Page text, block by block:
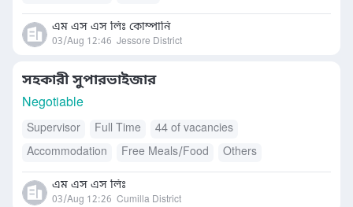
এম এস এস লিঃ কোম্পানি
03/Aug 12:46 Jessore District
সহকারী সুপারভাইজার
Negotiable
Supervisor Full Time
44 of vacancies
Accommodation
Free Meals/Food Others
এম এস এস লিঃ
03/Aug 12:26 Cumilla District